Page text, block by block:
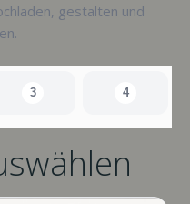
gestalten und
3 4